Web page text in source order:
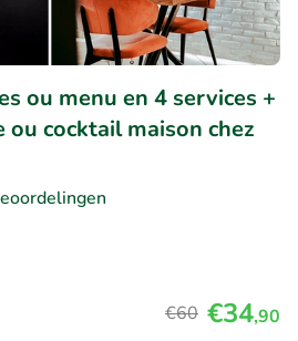
ou menu en 4 services +
cocktail maison chez
€60 €34,90